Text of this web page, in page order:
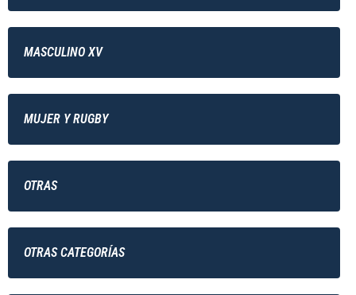
MASCULINO XV
MUJER Y RUGBY
OTRAS
OTRAS CATEGORÍAS